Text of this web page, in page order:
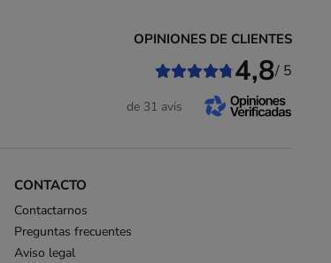
CONTACTO
Contactarnos
Preguntas frecuentes
Aviso legal
OPINIONES DE CLIENTES
4,8/ 5
de 31 avis